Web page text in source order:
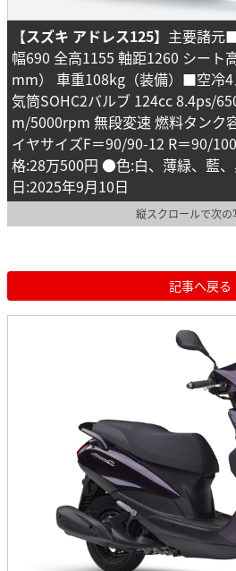
【スズキ アドレス125】 主要諸元
幅690 全高1155 軸距1260 シート
mm） 車重108kg（装備）■空冷
気筒SOHC2バルブ 124cc 8.4ps/
m/5000rpm 無段変速 燃料タンク
イヤサイズF＝90/90-12 R＝90/
格:28万500円 ●色:白、薄緑、藍
日:2025年9月10日
縦スクロールで次の
記事へ戻る